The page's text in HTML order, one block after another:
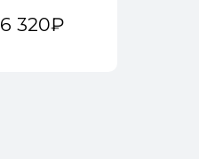
6 320₽